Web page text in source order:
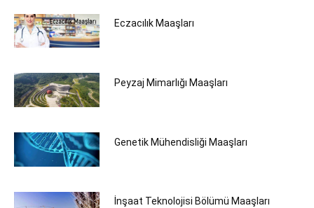
Eczacılık Maaşları
Peyzaj Mimarlığı Maaşları
Genetik Mühendisliği Maaşları
İnşaat Teknolojisi Bölümü Maaşları